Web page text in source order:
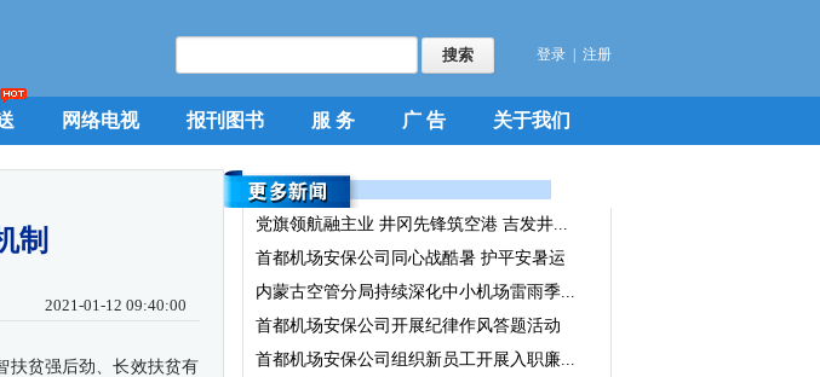
登录 注册
网络电视 报刊图书 服 务 广 告 关于我们
制
2021-01-12 09:40:00
扶贫强后劲、长效扶贫有
党旗领航融主业 井冈先锋筑空港 吉发井...
首都机场安保公司同心战酷暑 护平安暑运
内蒙古空管分局持续深化中小机场雷雨季...
首都机场安保公司开展纪律作风答题活动
首都机场安保公司组织新员工开展入职廉...